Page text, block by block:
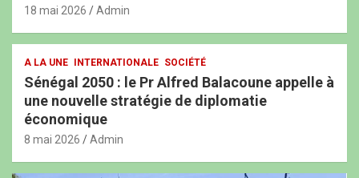
18 mai 2026 Admin
A LA UNE INTERNATIONALE SOCIÉTÉ
Sénégal 2050 : le Pr Alfred Balacoune appelle à
une nouvelle stratégie de diplomatie
économique
8 mai 2026 Admin